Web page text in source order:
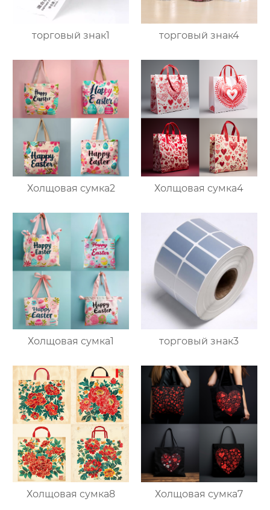
торговый знак1 торговый знак4
Холщовая сумка2 Холщовая сумка4
Холщовая сумка1 торговый знак3
Холщовая сумка8 Холщовая сумка7